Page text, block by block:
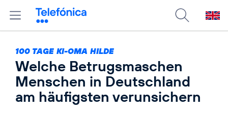
100 TAGE KI-OMA HILDE
Welche Betrugsmaschen
Menschen in Deutschland
am häufigsten verunsichern